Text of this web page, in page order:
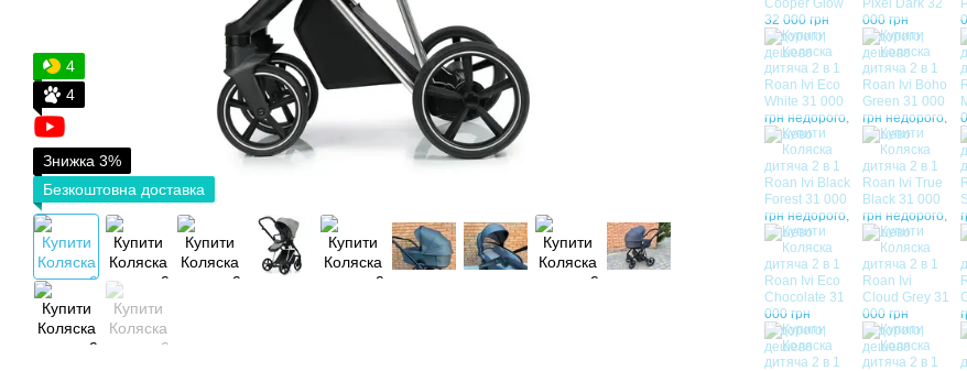
4
4
Знижка 3%
Безкоштовна доставка